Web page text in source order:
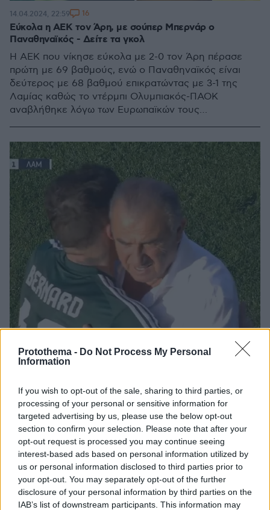
Protothema - Do Not Process My Personal
Information
If you wish to opt-out of the sale, sharing to third parties, or
processing of your personal or sensitive information for
targeted advertising by us, please use the below opt-out
section to confirm your selection. Please note that after your
opt-out request is processed you may continue seeing
interest-based ads based on personal information utilized by
us or personal information disclosed to third parties prior to
your opt-out. You may separately opt-out of the further
disclosure of your personal information by third parties on the
IAB’s list of downstream participants. This information may
Εύκολα η ΑΕΚ τον Άρη, με σούπερ Μπερνάρ ο
Παναθηναϊκός - Δείτε τα γκολ
Η ΑΕΚ που νίκησε εύκολα με 2-0 τον Άρη πέρασε
πρώτη με 69 βαθμούς, ενώ ο Παναθηναϊκός είναι
δεύτερος με 68 βαθμού επικρατώντας με 3-1 της
Λαμίας καθώς το ντέρμπι Ολυμπιακός-ΠΑΟΚ
αναβλήθηκε λόγω των Ευρωπαϊκών τους
14.04.2024, 22:59 16
Μπερνάρ: Θέλω να επιστρέψω σπίτι μου αλλά όσο είμαι
εδώ θα τα δίνω όλα για Πρωτάθλημα
Ο Βραζιλιάνος μεσοεπιθετικός του Παναθηναϊκού
που ήταν ο πρωταγωνιστής της νίκης με 3-1 επί της
Λαμίας ξεκαθάρισε πως θα αποχωρήσει στο τέλος
της σεζόν, αλλά θα κάνει τα πάντα για να πάρει τον
τίτλο
14.04.2024, 20:21